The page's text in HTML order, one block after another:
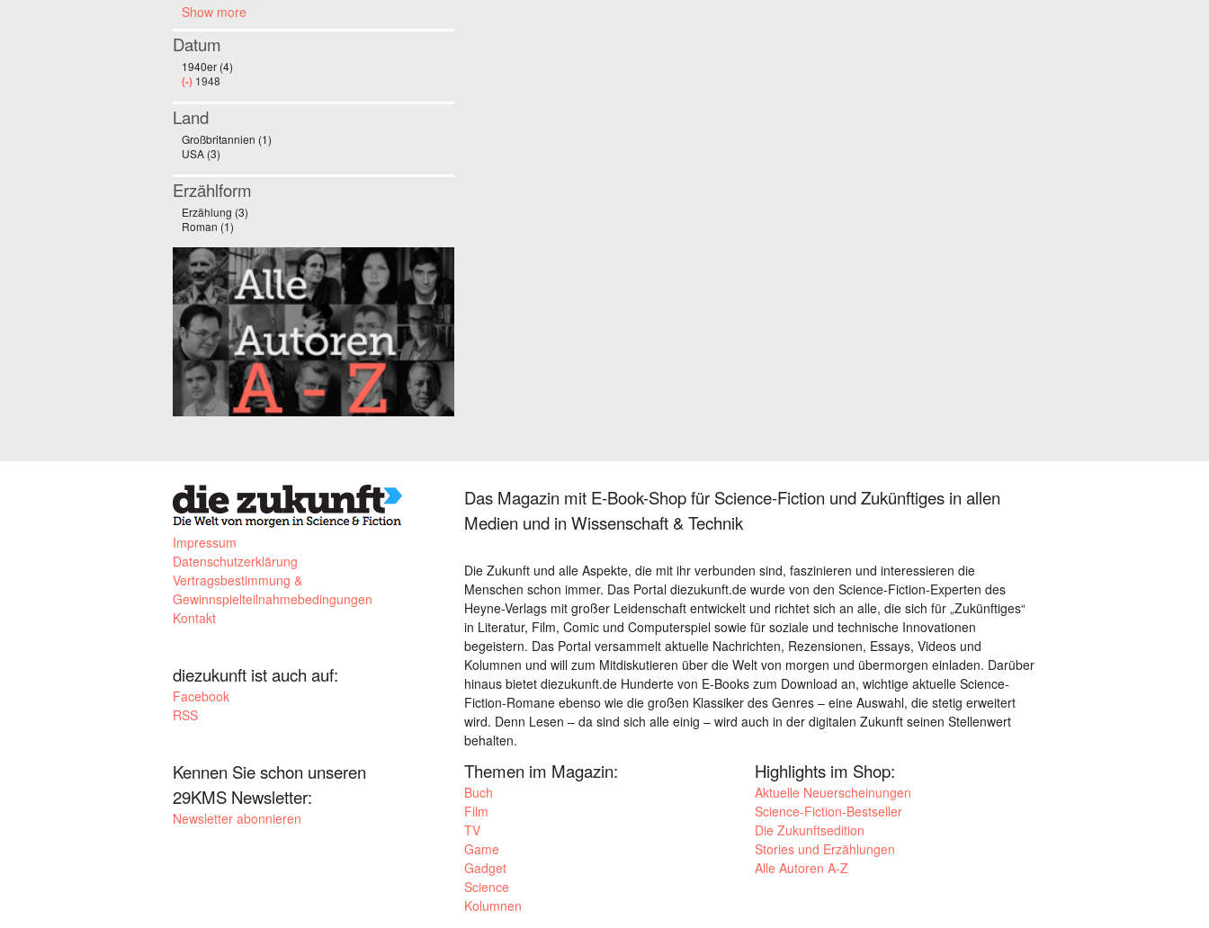
Show more
Datum
1940er (4)
(-) Remove 1948 filter
1948
Land
Großbritannien (1)
USA (3)
Erzählform
Erzählung (3)
Roman (1)
Impressum
Datenschutzerklärung
Vertragsbestimmung &
Gewinnspielteilnahmebedingungen
Kontakt
diezukunft ist auch auf:
Facebook
RSS
Kennen Sie schon unseren
29KMS Newsletter:
Newsletter abonnieren
Das Magazin mit E-Book-Shop für Science-Fiction und Zukünftiges in allen
Medien und in Wissenschaft & Technik
Die Zukunft und alle Aspekte, die mit ihr verbunden sind, faszinieren und interessieren die
Menschen schon immer. Das Portal diezukunft.de wurde von den Science-Fiction-Experten des
Heyne-Verlags mit großer Leidenschaft entwickelt und richtet sich an alle, die sich für „Zukünftiges“
in Literatur, Film, Comic und Computerspiel sowie für soziale und technische Innovationen
begeistern. Das Portal versammelt aktuelle Nachrichten, Rezensionen, Essays, Videos und
Kolumnen und will zum Mitdiskutieren über die Welt von morgen und übermorgen einladen. Darüber
hinaus bietet diezukunft.de Hunderte von E-Books zum Download an, wichtige aktuelle Science-
Fiction-Romane ebenso wie die großen Klassiker des Genres – eine Auswahl, die stetig erweitert
wird. Denn Lesen – da sind sich alle einig – wird auch in der digitalen Zukunft seinen Stellenwert
behalten.
Themen im Magazin:
Buch
Film
TV
Game
Gadget
Science
Kolumnen
Highlights im Shop:
Aktuelle Neuerscheinungen
Science-Fiction-Bestseller
Die Zukunftsedition
Stories und Erzählungen
Alle Autoren A-Z